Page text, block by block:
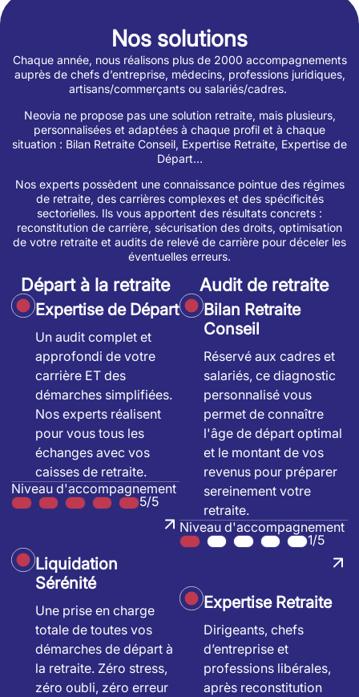
Nos solutions
Chaque année, nous réalisons plus de 2000 accompagnements
auprès de chefs d’entreprise, médecins, professions juridiques,
artisans/commerçants ou salariés/cadres.
Neovia ne propose pas une solution retraite, mais plusieurs,
personnalisées et adaptées à chaque profil et à chaque
situation : Bilan Retraite Conseil, Expertise Retraite, Expertise de
Départ…
Nos experts possèdent une connaissance pointue des régimes
de retraite, des carrières complexes et des spécificités
sectorielles. Ils vous apportent des résultats concrets :
reconstitution de carrière, sécurisation des droits, optimisation
de votre retraite et audits de relevé de carrière pour déceler les
éventuelles erreurs.
Départ à la retraite
Expertise de Départ
Un audit complet et
approfondi de votre
carrière ET des
démarches simplifiées.
Nos experts réalisent
pour vous tous les
échanges avec vos
caisses de retraite.
Niveau d'accompagnement
5/5
Liquidation
Sérénité
Une prise en charge
totale de toutes vos
démarches de départ à
la retraite. Zéro stress,
zéro oubli, zéro erreur
Audit de retraite
Bilan Retraite
Conseil
Réservé aux cadres et
salariés, ce diagnostic
personnalisé vous
permet de connaître
l'âge de départ optimal
et le montant de vos
revenus pour préparer
sereinement votre
retraite.
Niveau d'accompagnement
1/5
Expertise Retraite
Dirigeants, chefs
d’entreprise et
professions libérales,
après reconstitution